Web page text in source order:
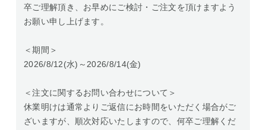
卒ご理解頂き、お早めにご検討・ご注文を頂けますよう
お願い申し上げます。
＜期間＞
2026/8/12(水)～2026/8/14(金)
＜注文に関するお問い合わせについて＞
休業明けは通常よりご返信にお時間をいただく場合がご
ざいますが、順次対応いたしますので、何卒ご理解くだ